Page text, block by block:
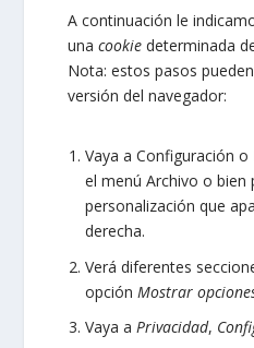
A continuación le
unacookie determinada
Nota: estos pasos
versión del navegador:
Vaya a Configuración
el menú Archivo o bien
personalización que
derecha.
Verá diferentes
opción Mostrar
Vaya aPrivacidad,